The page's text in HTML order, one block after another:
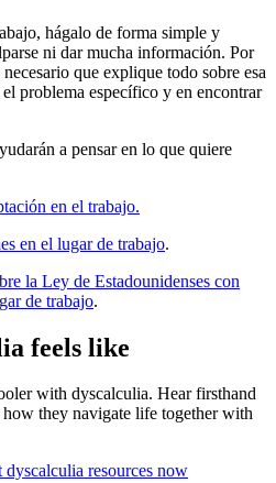
hágalo de forma simple y
ni dar mucha información. Por
que explique todo sobre esa
problema específico y en encontrar
a pensar en lo que quiere
en el trabajo.
en el lugar de trabajo.
la Ley de Estadounidenses con
de trabajo.
feels like
with dyscalculia. Hear firsthand
they navigate life together with
dyscalculia resources now